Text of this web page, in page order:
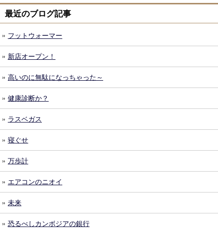
最近のブログ記事
フットウォーマー
新店オープン！
高いのに無駄になっちゃった～
健康診断か？
ラスベガス
寝ぐせ
万歩計
エアコンのニオイ
未来
恐るべしカンボジアの銀行